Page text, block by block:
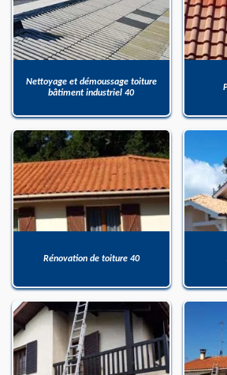
Nettoyage et démoussage toiture
bâtiment industriel 40
Rénovation de toiture 40